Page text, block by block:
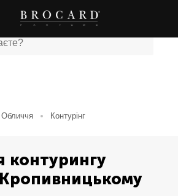
Обличчя Контурінг
контурингу